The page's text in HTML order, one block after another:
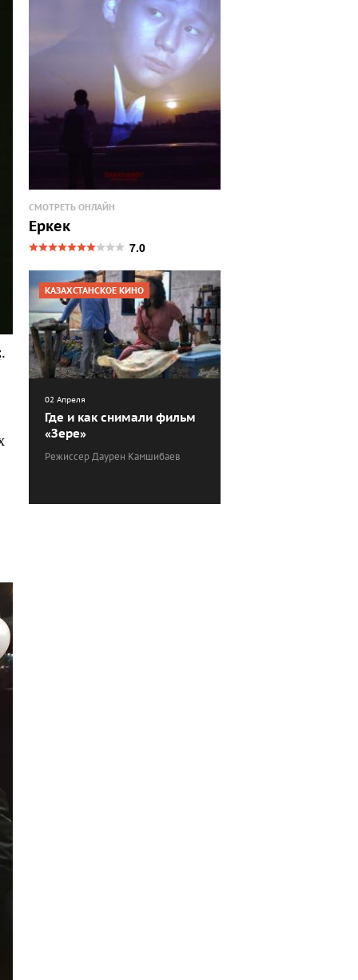
.
СМОТРЕТЬ ОНЛАЙН
Еркек
7.0
КАЗАХСТАНСКОЕ КИНО
02 Апреля
Где и как снимали фильм
«Зере»
Режиссер Даурен Камшибаев